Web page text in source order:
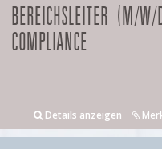
BEREICHSLEITER (M/
COMPLIANCE
Details anzeigen